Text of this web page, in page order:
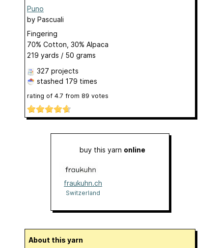
Puno
by Pascuali
Fingering
70% Cotton, 30% Alpaca
219 yards / 50 grams
327 projects
stashed 179 times
rating of 4.7 from 89 votes
buy this yarn online
fraukuhn.ch
Switzerland
About this yarn